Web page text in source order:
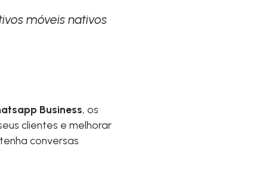
móveis nativos
Business, os
clientes e melhorar
conversas